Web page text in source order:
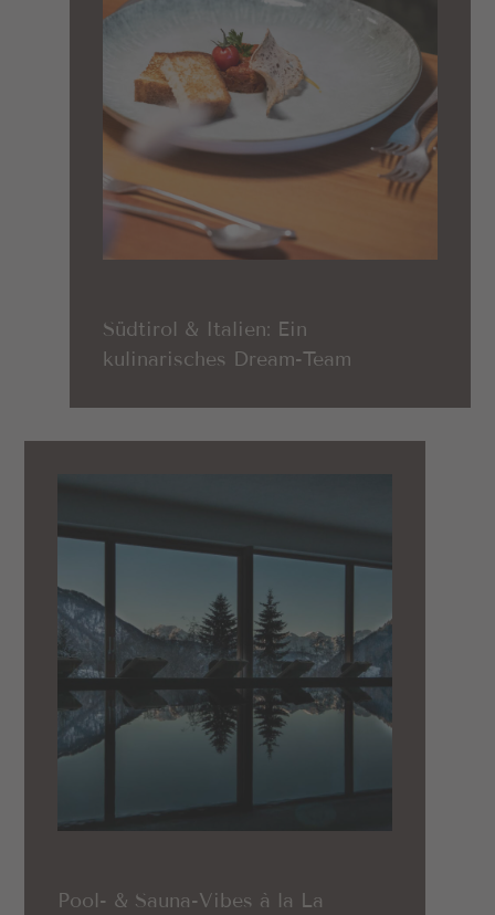
Südtirol & Italien: Ein
kulinarisches Dream-Team
Pool- & Sauna-Vibes à la La